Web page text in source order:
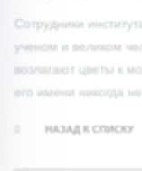
Сотрудники
ученом и великом
возлагают цветы к
его имени никогда
НАЗАД К СПИСКУ